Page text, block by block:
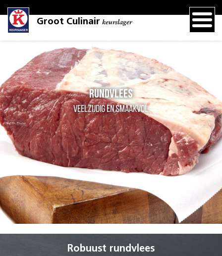
Groot Culinair keurslager
Rundvlees
Veelzijdig en smaakvol
Robuust rundvlees